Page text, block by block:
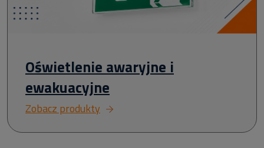
Oświetlenie awaryjne i
ewakuacyjne
Zobacz produkty